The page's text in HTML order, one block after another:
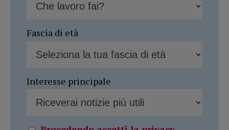
Fascia di età
Interesse principale